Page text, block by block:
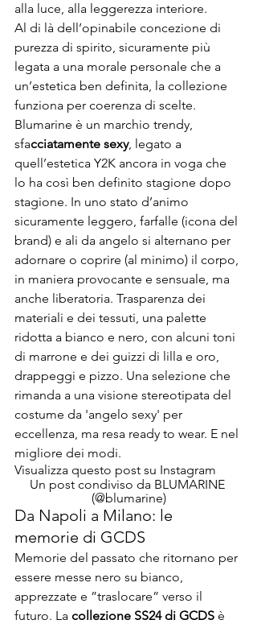
alla luce, alla leggerezza interiore.
Al di là dell’opinabile concezione di
purezza di spirito, sicuramente più
legata a una morale personale che a
un’estetica ben definita, la collezione
funziona per coerenza di scelte.
Blumarine è un marchio trendy,
sfacciatamente sexy, legato a
quell’estetica Y2K ancora in voga che
lo ha così ben definito stagione dopo
stagione. In uno stato d’animo
sicuramente leggero, farfalle (icona del
brand) e ali da angelo si alternano per
adornare o coprire (al minimo) il corpo,
in maniera provocante e sensuale, ma
anche liberatoria. Trasparenza dei
materiali e dei tessuti, una palette
ridotta a bianco e nero, con alcuni toni
di marrone e dei guizzi di lilla e oro,
drappeggi e pizzo. Una selezione che
rimanda a una visione stereotipata del
costume da 'angelo sexy' per
eccellenza, ma resa ready to wear. E nel
migliore dei modi.
Visualizza questo post su Instagram
Un post condiviso da BLUMARINE
(@blumarine)
Da Napoli a Milano: le
memorie di GCDS
Memorie del passato che ritornano per
essere messe nero su bianco,
apprezzate e ”traslocare” verso il
futuro. La collezione SS24 di GCDS è